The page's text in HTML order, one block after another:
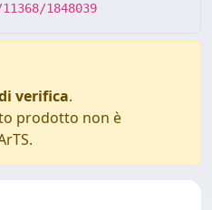
1848039
verifica.
prodotto non è